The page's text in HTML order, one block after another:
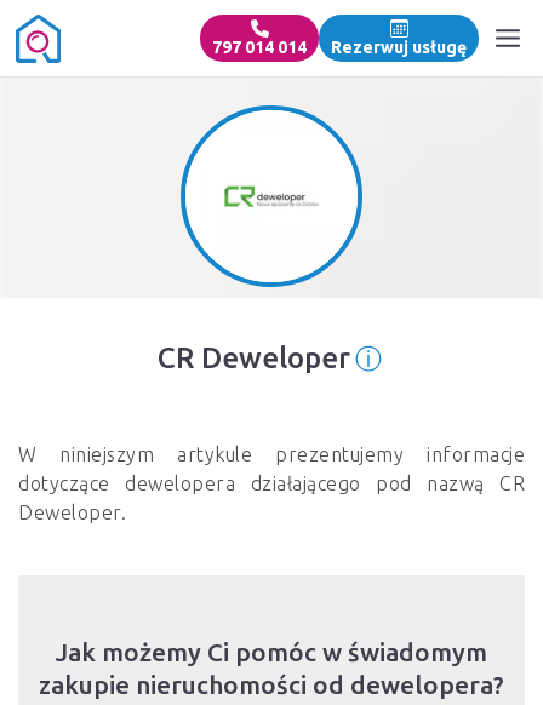
797 014 014 Rezerwuj usługę
CR DeweloperⓘInformacja o
W niniejszym artykule prezentujemy informacje
dotyczące dewelopera działającego pod nazwą CR
Deweloper.
Jak możemy Ci pomóc w świadomym
zakupie nieruchomości od dewelopera?